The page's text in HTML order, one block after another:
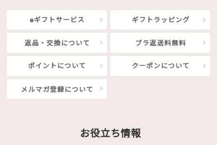
eギフトサービス ギフトラッピング
返品・交換について ブラ返送料無料
ポイントについて クーポンについて
メルマガ登録について
お役立ち情報